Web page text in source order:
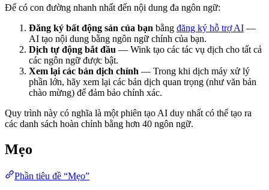
Để có con đường nhanh nhất đến nội dung đa ngôn ngữ:
Đăng ký bất động sản của bạn bằng đăng ký hỗ trợ AI —
AI tạo nội dung bằng ngôn ngữ chính của bạn.
Dịch tự động bắt đầu — Wink tạo các tác vụ dịch cho tất cả
các ngôn ngữ được bật.
Xem lại các bản dịch chính — Trong khi dịch máy xử lý
phần lớn, hãy xem lại các bản dịch quan trọng (như văn bản
chào mừng) để đảm bảo chính xác.
Quy trình này có nghĩa là một phiên tạo AI duy nhất có thể tạo ra
các danh sách hoàn chỉnh bằng hơn 40 ngôn ngữ.
Mẹo
Phần tiêu đề “Mẹo”